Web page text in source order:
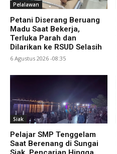
Pelalawan
Petani Diserang Beruang
Madu Saat Bekerja,
Terluka Parah dan
Dilarikan ke RSUD Selasih
6 Agustus 2026 -08:35
Siak
Pelajar SMP Tenggelam
Saat Berenang di Sungai